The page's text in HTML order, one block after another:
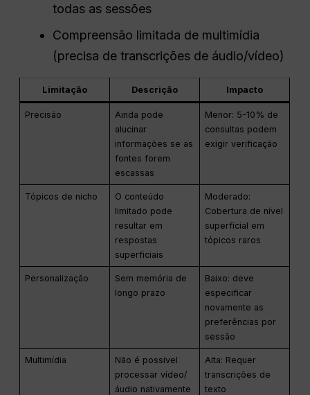
todas as sessões
Compreensão limitada de multimídia
(precisa de transcrições de áudio/vídeo)
Limitação Descrição Impacto
Precisão
Ainda pode
alucinar
informações se as
fontes forem
escassas
Menor: 5-10% de
consultas podem
exigir verificação
Tópicos de nicho
O conteúdo
limitado pode
resultar em
respostas
superficiais
Moderado:
Cobertura de nível
superficial em
tópicos raros
Personalização
Sem memória de
longo prazo
Baixo: deve
especificar
novamente as
preferências por
sessão
Multimídia
Não é possível
processar vídeo/
áudio nativamente
Alta: Requer
transcrições de
texto